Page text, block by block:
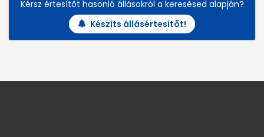
Kérsz értesítőt hasonló állásokról a keresésed alapján?
Készíts állásértesítőt!